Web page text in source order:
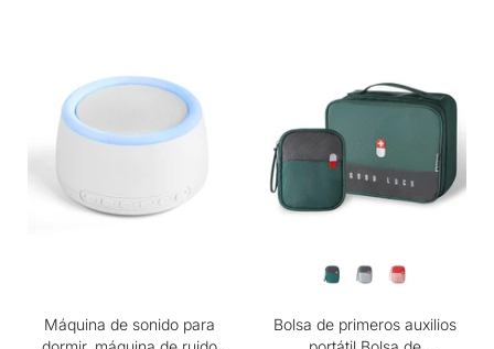
Máquina de sonido para
Bolsa de primeros auxilios